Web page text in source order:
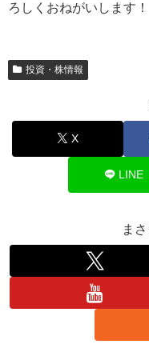
ろしくおねがいします！
投資・株情報
X
LINE
ま